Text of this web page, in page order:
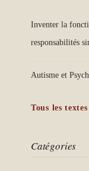
Inventer la
responsabilités
Autisme et
Tous les textes
Catégories